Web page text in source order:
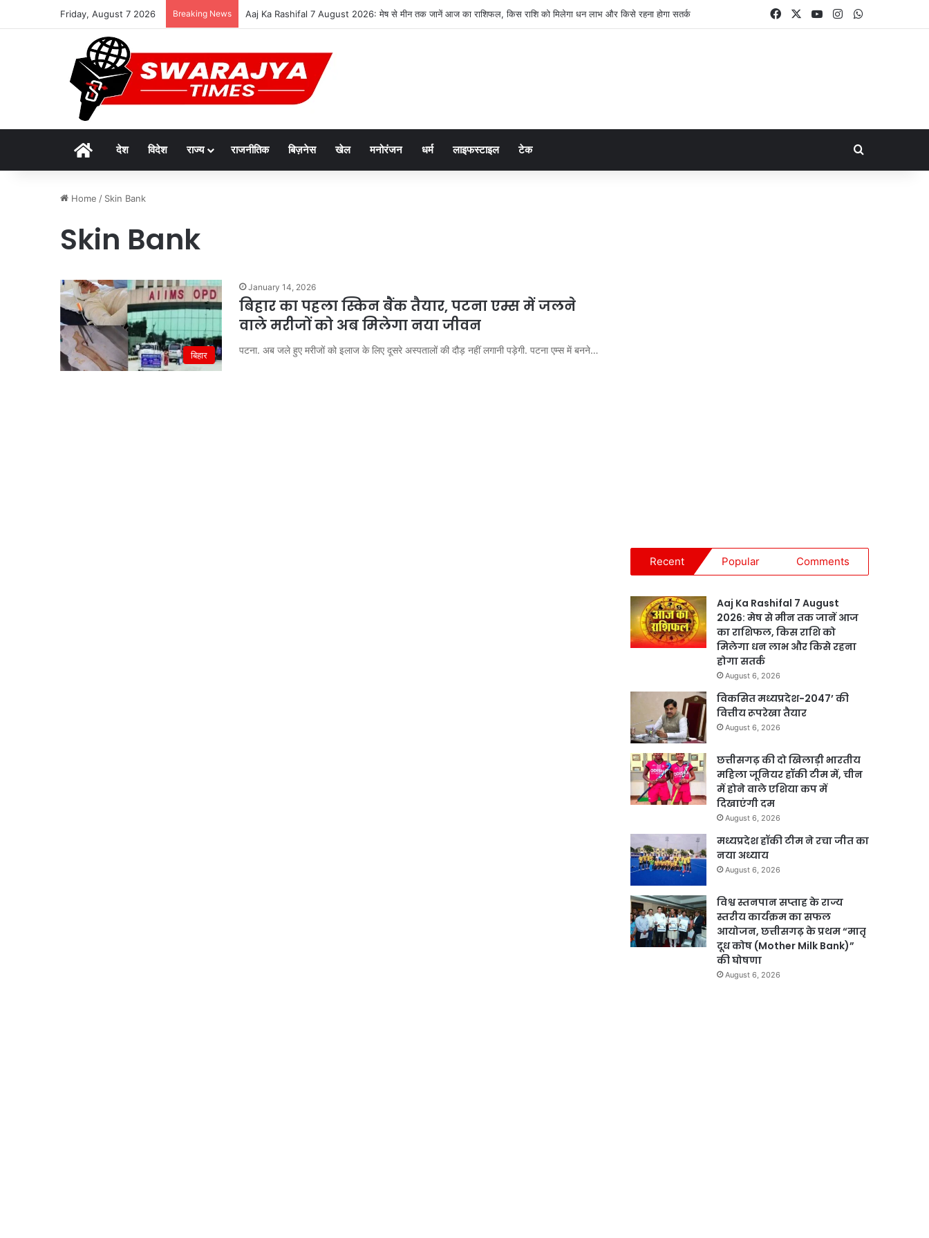
Friday, August 7 2026 Breaking News Aaj Ka Rashifal 7 August 2026: मेष से मीन तक जानें आज का राशिफल, किस राशि को मिलेगा धन लाभ और किसे रहना होगा सतर्क FacebookYouTubeInstagram
Homeदेश विदेश राज्य राजनीतिक बिज़नेस खेल मनोरंजन धर्म लाइफस्टाइल टेक Search for
Home / Skin Bank
Skin Bank
बिहार
January 14, 2026
बिहार का पहला स्किन बैंक तैयार, पटना एम्स में जलने
वाले मरीजों को अब मिलेगा नया जीवन
पटना. अब जले हुए मरीजों को इलाज के लिए दूसरे अस्पतालों की दौड़ नहीं लगानी पड़ेगी. पटना एम्स में बनने…
Recent Popular Comments
Aaj Ka Rashifal 7 August
2026: मेष से मीन तक जानें आज
का राशिफल, किस राशि को
मिलेगा धन लाभ और किसे रहना
होगा सतर्क
August 6, 2026
विकसित मध्यप्रदेश-2047’ की
वित्तीय रूपरेखा तैयार
August 6, 2026
छत्तीसगढ़ की दो खिलाड़ी भारतीय
महिला जूनियर हॉकी टीम में, चीन
में होने वाले एशिया कप में
दिखाएंगी दम
August 6, 2026
मध्यप्रदेश हॉकी टीम ने रचा जीत का
नया अध्याय
August 6, 2026
विश्व स्तनपान सप्ताह के राज्य
स्तरीय कार्यक्रम का सफल
आयोजन, छत्तीसगढ़ के प्रथम “मातृ
दूध कोष (Mother Milk Bank)”
की घोषणा
August 6, 2026